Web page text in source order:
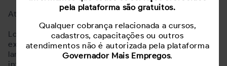
Atividades:
Localizar as caixas e produtos dentro do armazém
extraviados; realiza 5S da área; atividade Note -
lançamento em planilha dos produtos excedentes,
pela plataforma são gratuitos.
Qualquer cobrança relacionada a cursos,
cadastros, capacitações ou outros
atendimentos não é autorizada pela plataforma
Governador Mais Empregos.